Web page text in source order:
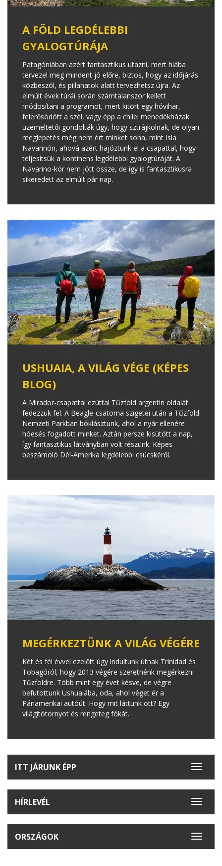
A FÖLD LEGDÉLEBBI
GYALOGTÚRÁJA
Patagóniában azért fantasztikus utazni, mert hiába
tervezel meg mindent jó előre, biztos, hogy az időjárás
közbeszól, és pillanatok alatt tervezhetsz újra. Az
elmúlt évek túrái során számtalanszor kellett
módosítani a programot, mert kitört egy hóvihar,
felerősödött a szél, vagy épp a chilei menedékházak
üzemeltetői gondolták úgy, hogy sztrájkolnak, de olyan
meglepetés még nem ért minket soha, mint Isla
Navarinón, ahová azért hajóztunk el a csapattal, hogy
teljesítsük a kontinens legdélebbi gyalogtúráját. A
Navarino-kör nem jött össze, de így is fantasztikusra
sikeredett az elmúlt pár nap.
USHUAIA, A VILÁG VÉGE (KÉPES
BLOG)
A Mirador-csapattal ezúttal Tűzföld argentin oldalát
fedezzük fel. A Beagle-csatorna szigetei után a Tűzföld
Nemzeti Parkban bóklásztunk, ahol a nyár ellenére
hóesés fogadott minket. Aztán persze kisütött a nap,
így fantasztikus látványban volt részünk. Képes
beszámoló Dél-Amerika legdélebbi csücskéről.
MEGÉRKEZTÜNK A VILÁG VÉGÉRE
Két és fél évvel ezelőtt úgy indultunk útnak Trinidad és
Tobagóról, hogy 2013 végére szeretnénk megérkezni
Tűzföldre. Több mint egy évet késve, de végre
befutottunk Ushuaiába, oda, ahol véget ér a
Pánamerikai autóút. Hogy mit láttunk ott? Egy
világítótornyot és rengeteg fókát.
Toggle
ITT JÁRUNK ÉPP
Toggle
HÍRLEVÉL
Toggle
ORSZÁGOK